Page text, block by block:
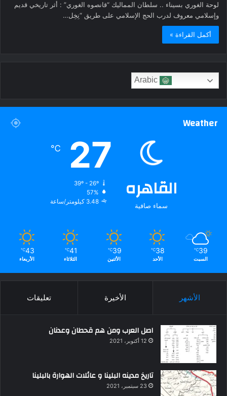
لوحة الغوري بسيناء .. سلطان المماليك “قانصوه الغوري” : أثر تاريخي قديم
وإسلامي معروف لدرب الحج الإسلامي على طريق “نِخِل…
أكمل القراءة »
Weather
القاهره
سماء صافية
27
℃
39º - 26º
57%
3.48 كيلومتر/ساعة
39
℃
السبت
38
℃
الأحد
39
℃
الأثنين
41
℃
الثلاثاء
43
℃
الأربعاء
الأشهر الأخيرة تعليقات
اصل العرب ومن هم قحطان وعدنان
12 أكتوبر، 2021
تاريخ مدينه البلينا و عائلات الهوارة بالبلينا
23 سبتمبر، 2021